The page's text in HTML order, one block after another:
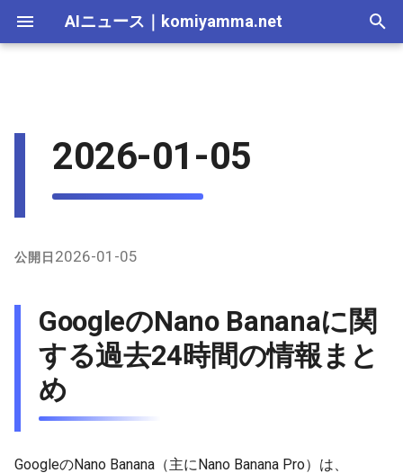
AIニュース komiyamma.net
a
l
2026-07-16
2026-07-12
AI 総合｜2025年 2025-12-30
2025-12-26
2026-07-16
2026-07-12
生成AI｜2025年 2025-12-30
2025-12-26
2026-07-05
2026-05-31
2026-07-10
2026-06-12
2026-07-05
2026-06-07
エディタ－｜2025年 2025-12-21
2025-11-30
2026-07-05
2026-06-07
2026-07-05
2026-06-07
MCP｜2025年 2025-12-21
2025-11-23
る過去24時間の情報まとめ
GitHubの情報
2025-12-30
2025-12-28
2025-12-26
2025-12-25
2025-12-24
2026-07-05
2026-06-07
Adobe Firefly｜2025年 2025-12-21
2025-11-23
2026-07-05
2026-06-14
2026-07-05
2026-06-07
2026-07-16
2026-07-12
Veo｜2025年 2025-12-30
2025-12-26
2026-07-05
2026-06-07
Suno｜2025年 2025-12-21
2026-07-15
2026-07-11
2026-07-04
2026-06-10
2026-07-04
2026-06-06
2026-07-15
2026-07-11
2026-07-05
2026-06-07
2026-01-05
公開日 2026-01-05
GoogleのNano Bananaに関
する過去24時間の情報まと
め
GoogleのNano Banana（主にNano Banana Pro）は、